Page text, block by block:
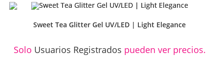
Sweet Tea Glitter Gel UV/LED | Light Elegance
Solo Usuarios Registrados pueden ver precios.